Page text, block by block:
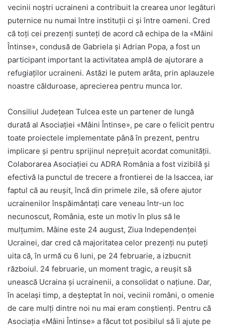
vecinii noștri ucraineni a contribuit la crearea unor legături
puternice nu numai între instituții ci și între oameni. Cred
că toți cei prezenți sunteți de acord că echipa de la «Mâini
Întinse», condusă de Gabriela și Adrian Popa, a fost un
participant important la activitatea amplă de ajutorare a
refugiaților ucraineni. Astăzi le putem arăta, prin aplauzele
noastre călduroase, aprecierea pentru munca lor.
Consiliul Județean Tulcea este un partener de lungă
durată al Asociației «Mâini Întinse», pe care o felicit pentru
toate proiectele implementate până în prezent, pentru
implicare și pentru sprijinul neprețuit acordat comunității.
Colaborarea Asociației cu ADRA România a fost vizibilă și
efectivă la punctul de trecere a frontierei de la Isaccea, iar
faptul că au reușit, încă din primele zile, să ofere ajutor
ucrainenilor înspăimântați care veneau într-un loc
necunoscut, România, este un motiv în plus să le
mulțumim. Mâine este 24 august, Ziua Independenței
Ucrainei, dar cred că majoritatea celor prezenți nu puteți
uita că, în urmă cu 6 luni, pe 24 februarie, a izbucnit
războiul. 24 februarie, un moment tragic, a reușit să
unească Ucraina și ucrainenii, a consolidat o națiune. Dar,
în același timp, a deșteptat în noi, vecinii români, o omenie
de care mulți dintre noi nu mai eram conștienți. Pentru că
Asociația «Mâini Întinse» a făcut tot posibilul să îi ajute pe